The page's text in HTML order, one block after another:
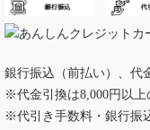
銀行振込（前払い）、代
※代金引換は8,000円以
※代引き手数料・銀行振